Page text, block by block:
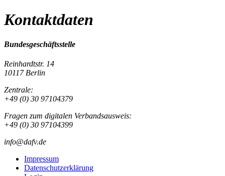
Kontaktdaten
Bundesgeschäftsstelle
Reinhardtstr. 14
10117 Berlin
Zentrale:
+49 (0) 30 97104379
Fragen zum digitalen Verbandsausweis:
+49 (0) 30 97104399
info@dafv.de
Impressum
Datenschutzerklärung